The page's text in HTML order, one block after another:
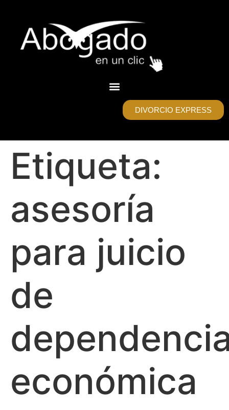
DIVORCIO EXPRESS
Etiqueta:
asesoría
para juicio
de
económica